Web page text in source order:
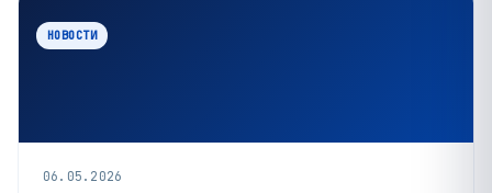
НОВОСТИ
06.05.2026